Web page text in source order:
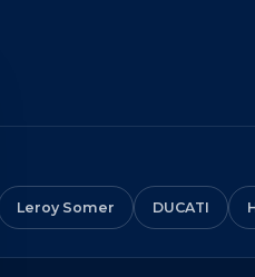
Leroy Somer DUCATI